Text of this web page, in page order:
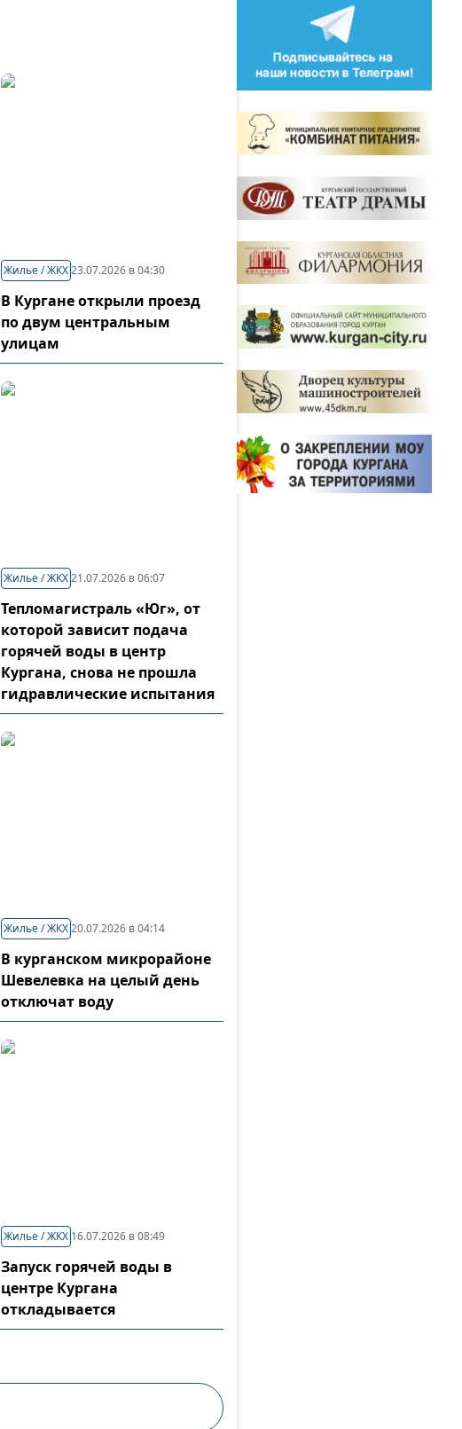
Жилье / ЖКХ23.07.2026 в 04:30
В Кургане открыли проезд
по двум центральным
улицам
Жилье / ЖКХ21.07.2026 в 06:07
Тепломагистраль «Юг», от
которой зависит подача
горячей воды в центр
Кургана, снова не прошла
гидравлические испытания
Жилье / ЖКХ20.07.2026 в 04:14
В курганском микрорайоне
Шевелевка на целый день
отключат воду
Жилье / ЖКХ 16.07.2026 в 08:49
Запуск горячей воды в
центре Кургана
откладывается